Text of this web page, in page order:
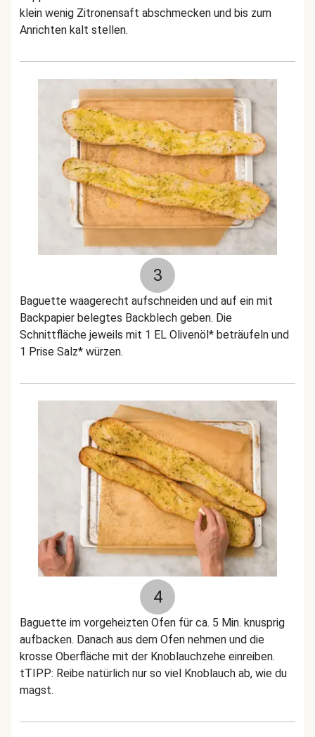
klein wenig Zitronensaft abschmecken und bis zum
Anrichten kalt stellen.
3
Baguette waagerecht aufschneiden und auf ein mit
Backpapier belegtes Backblech geben. Die
Schnittfläche jeweils mit 1 EL Olivenöl* beträufeln und
1 Prise Salz* würzen.
4
Baguette im vorgeheizten Ofen für ca. 5 Min. knusprig
aufbacken. Danach aus dem Ofen nehmen und die
krosse Oberfläche mit der Knoblauchzehe einreiben.
tTIPP: Reibe natürlich nur so viel Knoblauch ab, wie du
magst.